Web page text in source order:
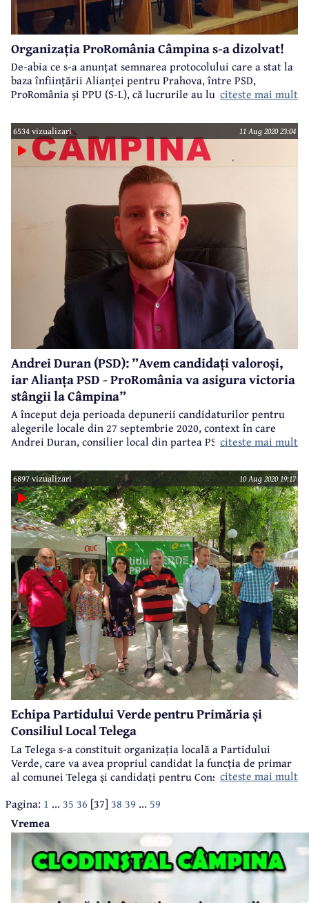
Organizația ProRomânia Câmpina s-a dizolvat!
De-abia ce s-a anunțat semnarea protocolului care a stat la
baza înființării Alianței pentru Prahova, între PSD,
ProRomânia și PPU (S-L), că lucrurile au luat o întorsătură
președintele Organizației Câmpina a Partidului
ProRomânia, Marian Alexandru, a anunțat dizolvarea
organizației și susținerea la alegerile locale pentru funcția
de primar al municipiului Câmpina a independentului Alin
citeste mai mult
6534 vizualizari 11 Aug 2020 23:04
Andrei Duran (PSD): ”Avem candidați valoroși,
iar Alianța PSD - ProRomânia va asigura victoria
stângii la Câmpina”
A început deja perioada depunerii candidaturilor pentru
alegerile locale din 27 septembrie 2020, context în care
Andrei Duran, consilier local din partea PSD și candidat
scurt dialog despre ce înseamnă Alianța PSD - ProRomânia
la Câmpina, precum și despre surprizele pregătite pentru
lista comună a candidaților acestei alianțe la Consiliul
Local.
citeste mai mult
6897 vizualizari 10 Aug 2020 19:17
Echipa Partidului Verde pentru Primăria și
Consiliul Local Telega
La Telega s-a constituit organizația locală a Partidului
Verde, care va avea propriul candidat la funcția de primar
al comunei Telega și candidați pentru Consiliul Local
președintelui acestei formațiuni politice la nivel național,
cunoscutul actor și om de televiziune, Florin Călinescu, a
fost lansată candidatura lui Bogdan Șoldan și a echipei sale
pentru Primăria și Consiliul Local Telega.
citeste mai mult
Pagina: 1 ... 35 36 [37] 38 39 ... 59
Vremea